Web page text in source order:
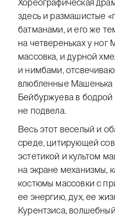
Хореографическая
здесь и размашистые
батманами, и его же
на четвереньках у ног
массовка, и дурной
и нимбами,
влюбленные Машенька
Бейбуржуева в бодрой
не подвела.
Весь этот веселый и
среде, цитирующей
эстетикой и культом
на экране механизмы,
костюмы массовки с
ее энергию, дух, ее
Курентзиса,